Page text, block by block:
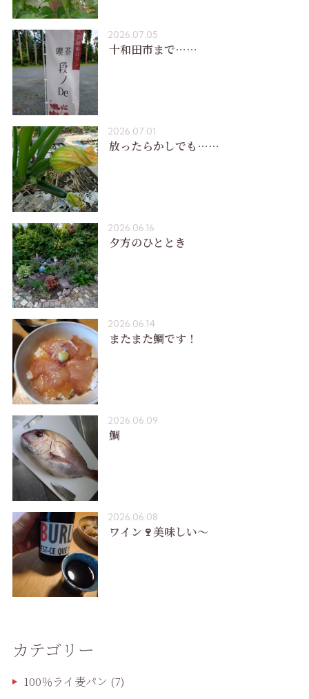
2026.07.05
十和田市まで……
2026.07.01
放ったらかしでも……
2026.06.16
夕方のひととき
2026.06.14
またまた鯛です！
2026.06.09
鯛
2026.06.08
ワイン🍷美味しい〜
カテゴリー
100％ライ麦パン (7)